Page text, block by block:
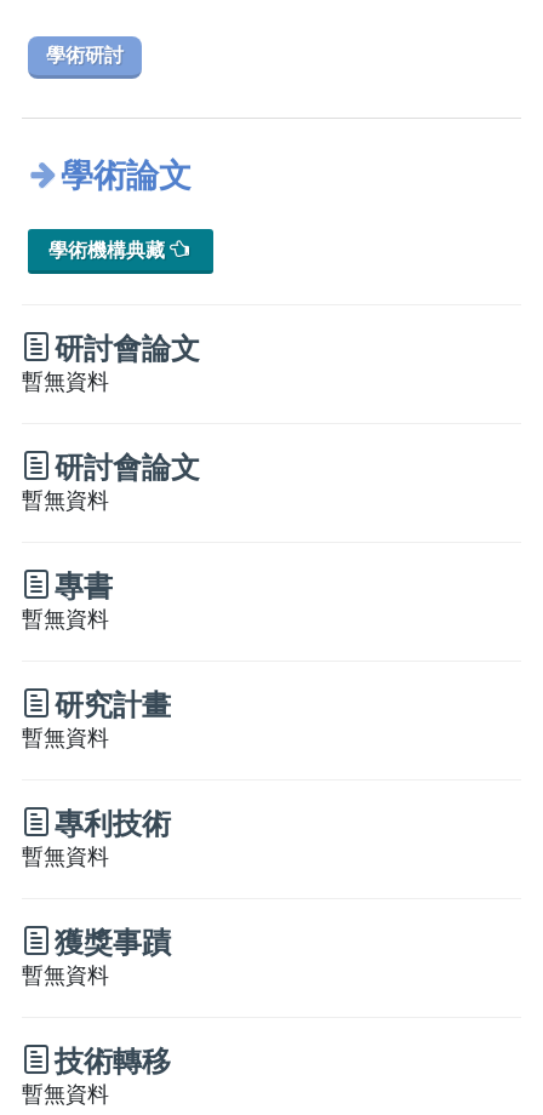
學術研討
學術論文
學術機構典藏
研討會論文
暫無資料
研討會論文
暫無資料
專書
暫無資料
研究計畫
暫無資料
專利技術
暫無資料
獲獎事蹟
暫無資料
技術轉移
暫無資料